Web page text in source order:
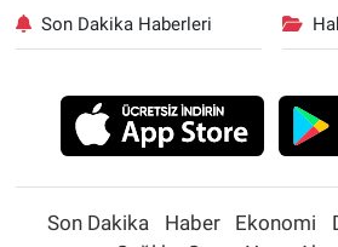
Son Dakika Haberleri
Son Dakika Haber Ekonomi